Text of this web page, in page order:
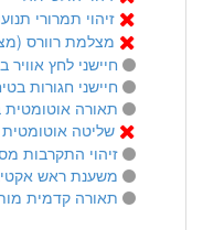
זיהוי תמרורי
מצלמת רוורס
חיישני לחץ אוויר
חיישני חגורות
תאורה אוטומטית
שליטה אוטומטית
זיהוי התקרבות
משענת ראש
תאורה קדמית